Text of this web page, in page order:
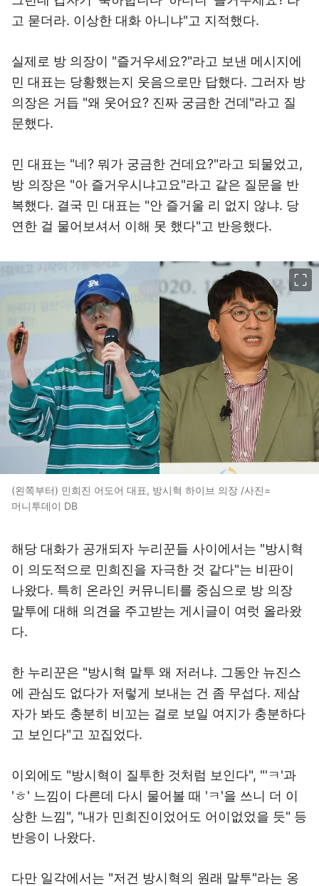
고 묻더라. 이상한 대화 아니냐"고 지적했다.
실제로 방 의장이 "즐거우세요?"라고 보낸 메시지에
민 대표는 당황했는지 웃음으로만 답했다. 그러자 방
의장은 거듭 "왜 웃어요? 진짜 궁금한 건데"라고 질
문했다.
민 대표는 "네? 뭐가 궁금한 건데요?"라고 되물었고,
방 의장은 "아 즐거우시냐고요"라고 같은 질문을 반
복했다. 결국 민 대표는 "안 즐거울 리 없지 않냐. 당
연한 걸 물어보셔서 이해 못 했다"고 반응했다.
(왼쪽부터) 민희진 어도어 대표, 방시혁 하이브 의장 /사진=
머니투데이 DB
해당 대화가 공개되자 누리꾼들 사이에서는 "방시혁
이 의도적으로 민희진을 자극한 것 같다"는 비판이
나왔다. 특히 온라인 커뮤니티를 중심으로 방 의장
말투에 대해 의견을 주고받는 게시글이 여럿 올라왔
다.
한 누리꾼은 "방시혁 말투 왜 저러냐. 그동안 뉴진스
에 관심도 없다가 저렇게 보내는 건 좀 무섭다. 제삼
자가 봐도 충분히 비꼬는 걸로 보일 여지가 충분하다
고 보인다"고 꼬집었다.
이외에도 "방시혁이 질투한 것처럼 보인다", "'ㅋ'과
'ㅎ' 느낌이 다른데 다시 물어볼 때 'ㅋ'을 쓰니 더 이
상한 느낌", "내가 민희진이었어도 어이없었을 듯" 등
반응이 나왔다.
다만 일각에서는 "저건 방시혁의 원래 말투"라는 옹